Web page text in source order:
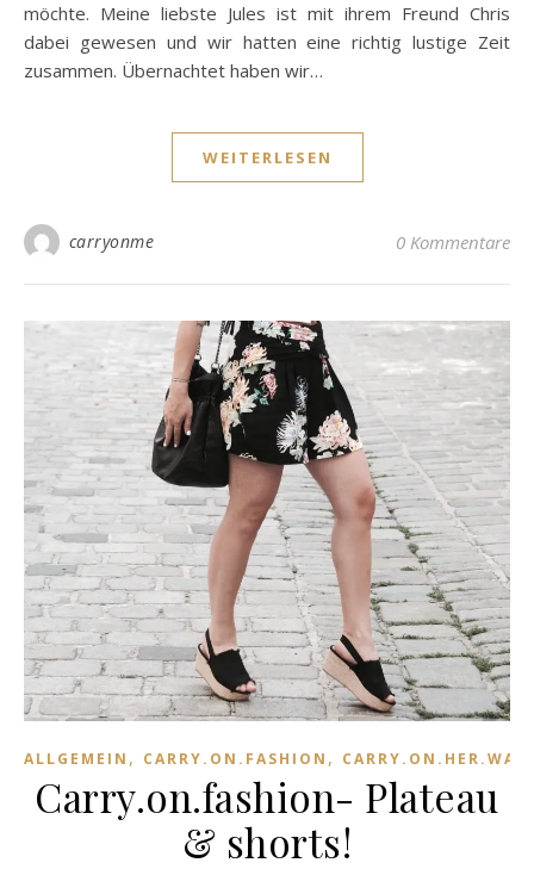
möchte. Meine liebste Jules ist mit ihrem Freund Chris
dabei gewesen und wir hatten eine richtig lustige Zeit
zusammen. Übernachtet haben wir…
WEITERLESEN
carryonme 0 Kommentare
ALLGEMEIN , CARRY.ON.FASHION ,
Carry.on.fashion- Plateau
& shorts!